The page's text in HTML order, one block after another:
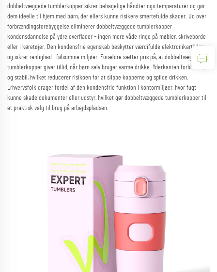
dobbeltvæggede tumblerkopper sikrer behagelige håndterings-temperaturer og gør
dem ideelle til hjem med børn, der ellers kunne risikere smertefulde skader. Ud over
forbrændingsforebyggelse eliminerer dobbeltvæggede tumblerkopper
kondensdannelse på ydre overflader – ingen mere våde ringe på møbler, skriveborde
eller i køretøjer. Den kondensfrie egenskab beskytter værdifulde elektronikartikler
og sikrer renlighed i følsomme miljøer. Forældre sætter pris på, at dobbeltvæggede
tumblerkopper giver tillid, når børn selv bruger varme drikke. Yderkanten forbliver tør
og stabil, hvilket reducerer risikoen for at slippe kopperne og spilde drikken.
Erhvervsfolk drager fordel af den kondensfrie funktion i kontormiljøer, hvor fugt
kunne skade dokumenter eller udstyr, hvilket gør dobbeltvæggede tumblerkopper til
et praktisk valg til brug på arbejdspladsen.